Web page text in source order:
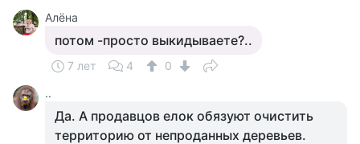
Алёна
потом -просто выкидываете?..
7 лет 4
0
..
Да. А продавцов елок обязуют очистить
территорию от непроданных деревьев.